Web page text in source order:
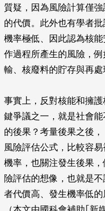
質疑，因為風險計算僅
的代價。此外也有學者
機率極低、因此認為核
作過程所產生的風險，
輸、核廢料的貯存與再處
事實上，反對核能和擁
鍵爭議之一，就是社會
的後果？考量後果之後
風險評估公式，比較容
機率，也關注發生後果
險評估的想像，也就是
者代價高、發生機率低的